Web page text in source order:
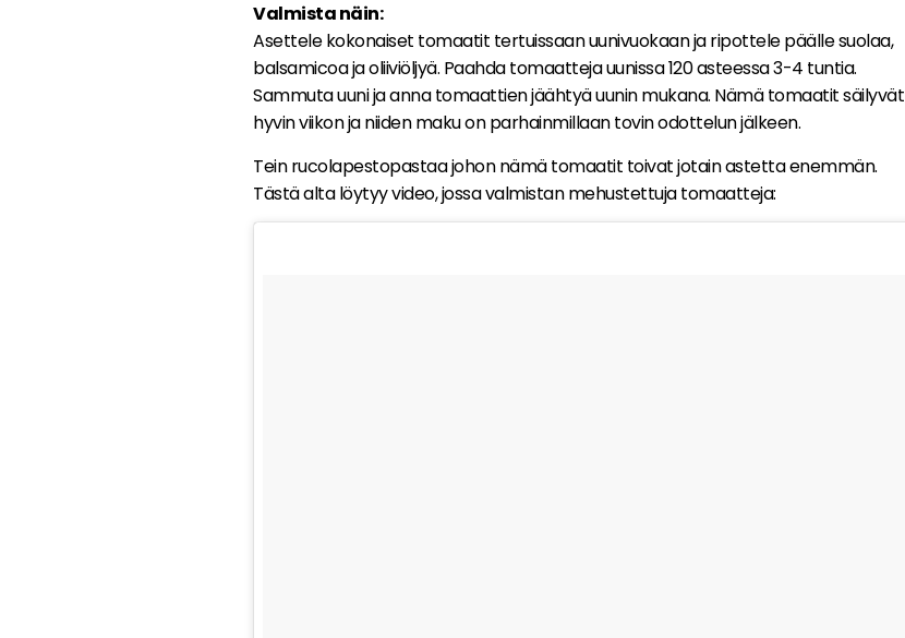
Valmista näin:
Asettele kokonaiset tomaatit tertuissaan uunivuokaan ja ripottele päälle suolaa,
balsamicoa ja oliiviöljyä. Paahda tomaatteja uunissa 120 asteessa 3-4 tuntia.
Sammuta uuni ja anna tomaattien jäähtyä uunin mukana. Nämä tomaatit säilyvät
hyvin viikon ja niiden maku on parhainmillaan tovin odottelun jälkeen.
Tein rucolapestopastaa johon nämä tomaatit toivat jotain astetta enemmän.
Tästä alta löytyy video, jossa valmistan mehustettuja tomaatteja: